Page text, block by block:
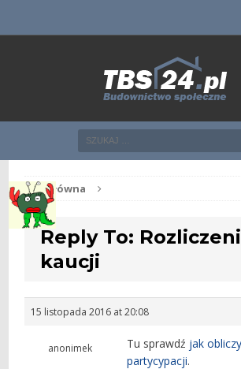
Str. główna
Reply To:
kaucji
15 listopada 2016 at 20:08
anonimek Tu sprawdź jak
partycypacji.